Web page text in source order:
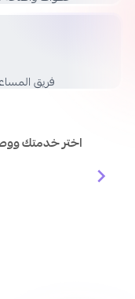
فريق
اختر خدمتك